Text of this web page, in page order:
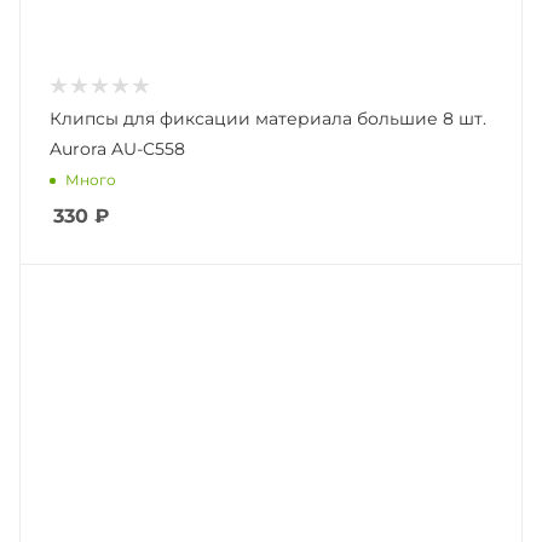
Клипсы для фиксации материала большие 8 шт.
Aurora AU-C558
Много
330 ₽